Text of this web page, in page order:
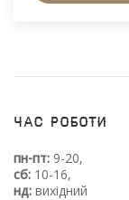
Час роботи
пн-пт: 9-20,
сб: 10-16,
нд: вихідний